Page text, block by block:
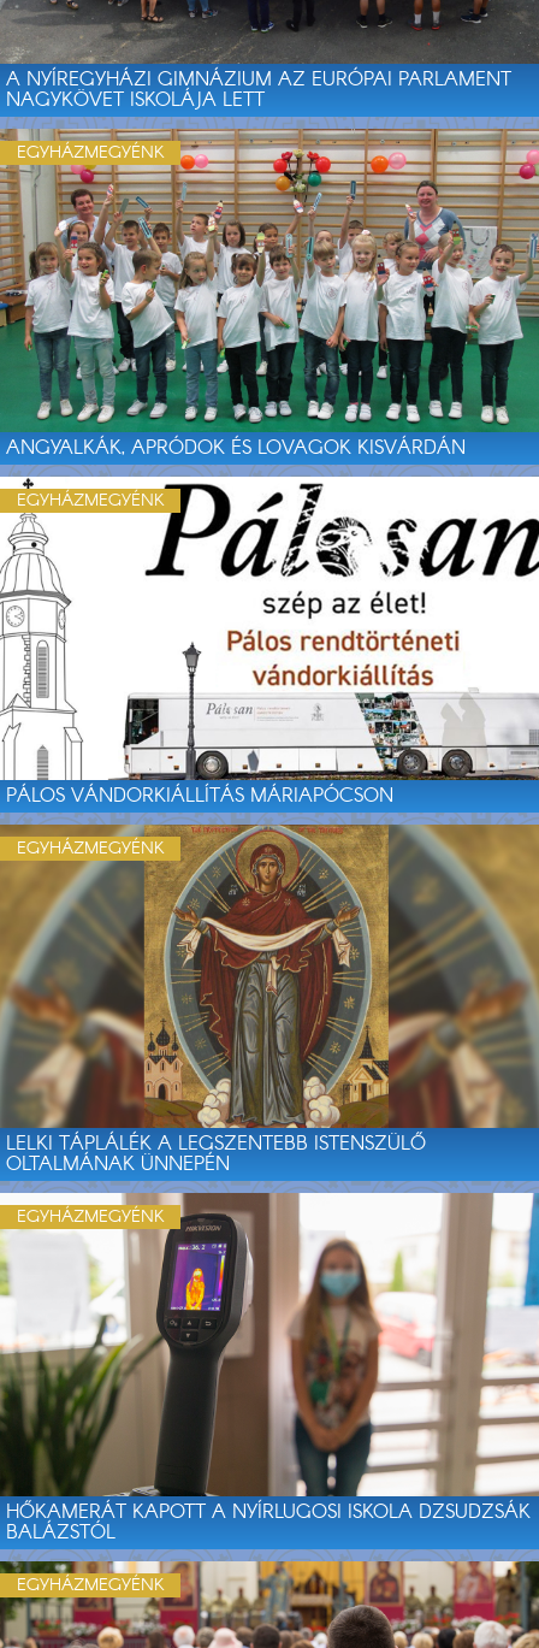
A NYÍREGYHÁZI GIMNÁZIUM AZ EURÓPAI PARLAMENT
NAGYKÖVET ISKOLÁJA LETT
ANGYALKÁK, APRÓDOK ÉS LOVAGOK KISVÁRDÁN
EGYHÁZMEGYÉNK
PÁLOS VÁNDORKIÁLLÍTÁS MÁRIAPÓCSON
EGYHÁZMEGYÉNK
LELKI TÁPLÁLÉK A LEGSZENTEBB ISTENSZÜLŐ
OLTALMÁNAK ÜNNEPÉN
EGYHÁZMEGYÉNK
HŐKAMERÁT KAPOTT A NYÍRLUGOSI ISKOLA DZSUDZSÁK
BALÁZSTÓL
EGYHÁZMEGYÉNK
EGYHÁZMEGYÉNK